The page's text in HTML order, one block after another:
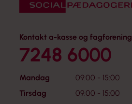
Kontakt a-kasse og fagforening
7248 6000
Mandag
09:00 - 15:00
Tirsdag
09:00 - 15:00